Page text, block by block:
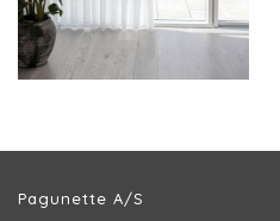
Pagunette A/S